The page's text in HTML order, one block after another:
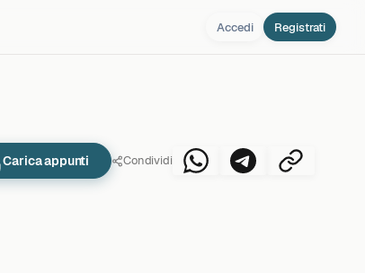
Accedi Registrati
Carica appunti Condividi